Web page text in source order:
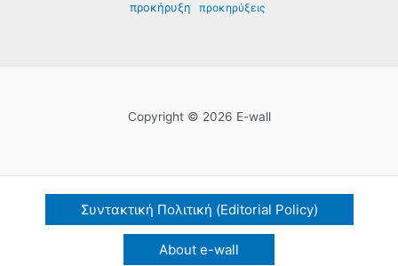
προκήρυξη προκηρύξεις
Copyright © 2026 E-wall
Συντακτική Πολιτική (Editorial Policy)
About e-wall